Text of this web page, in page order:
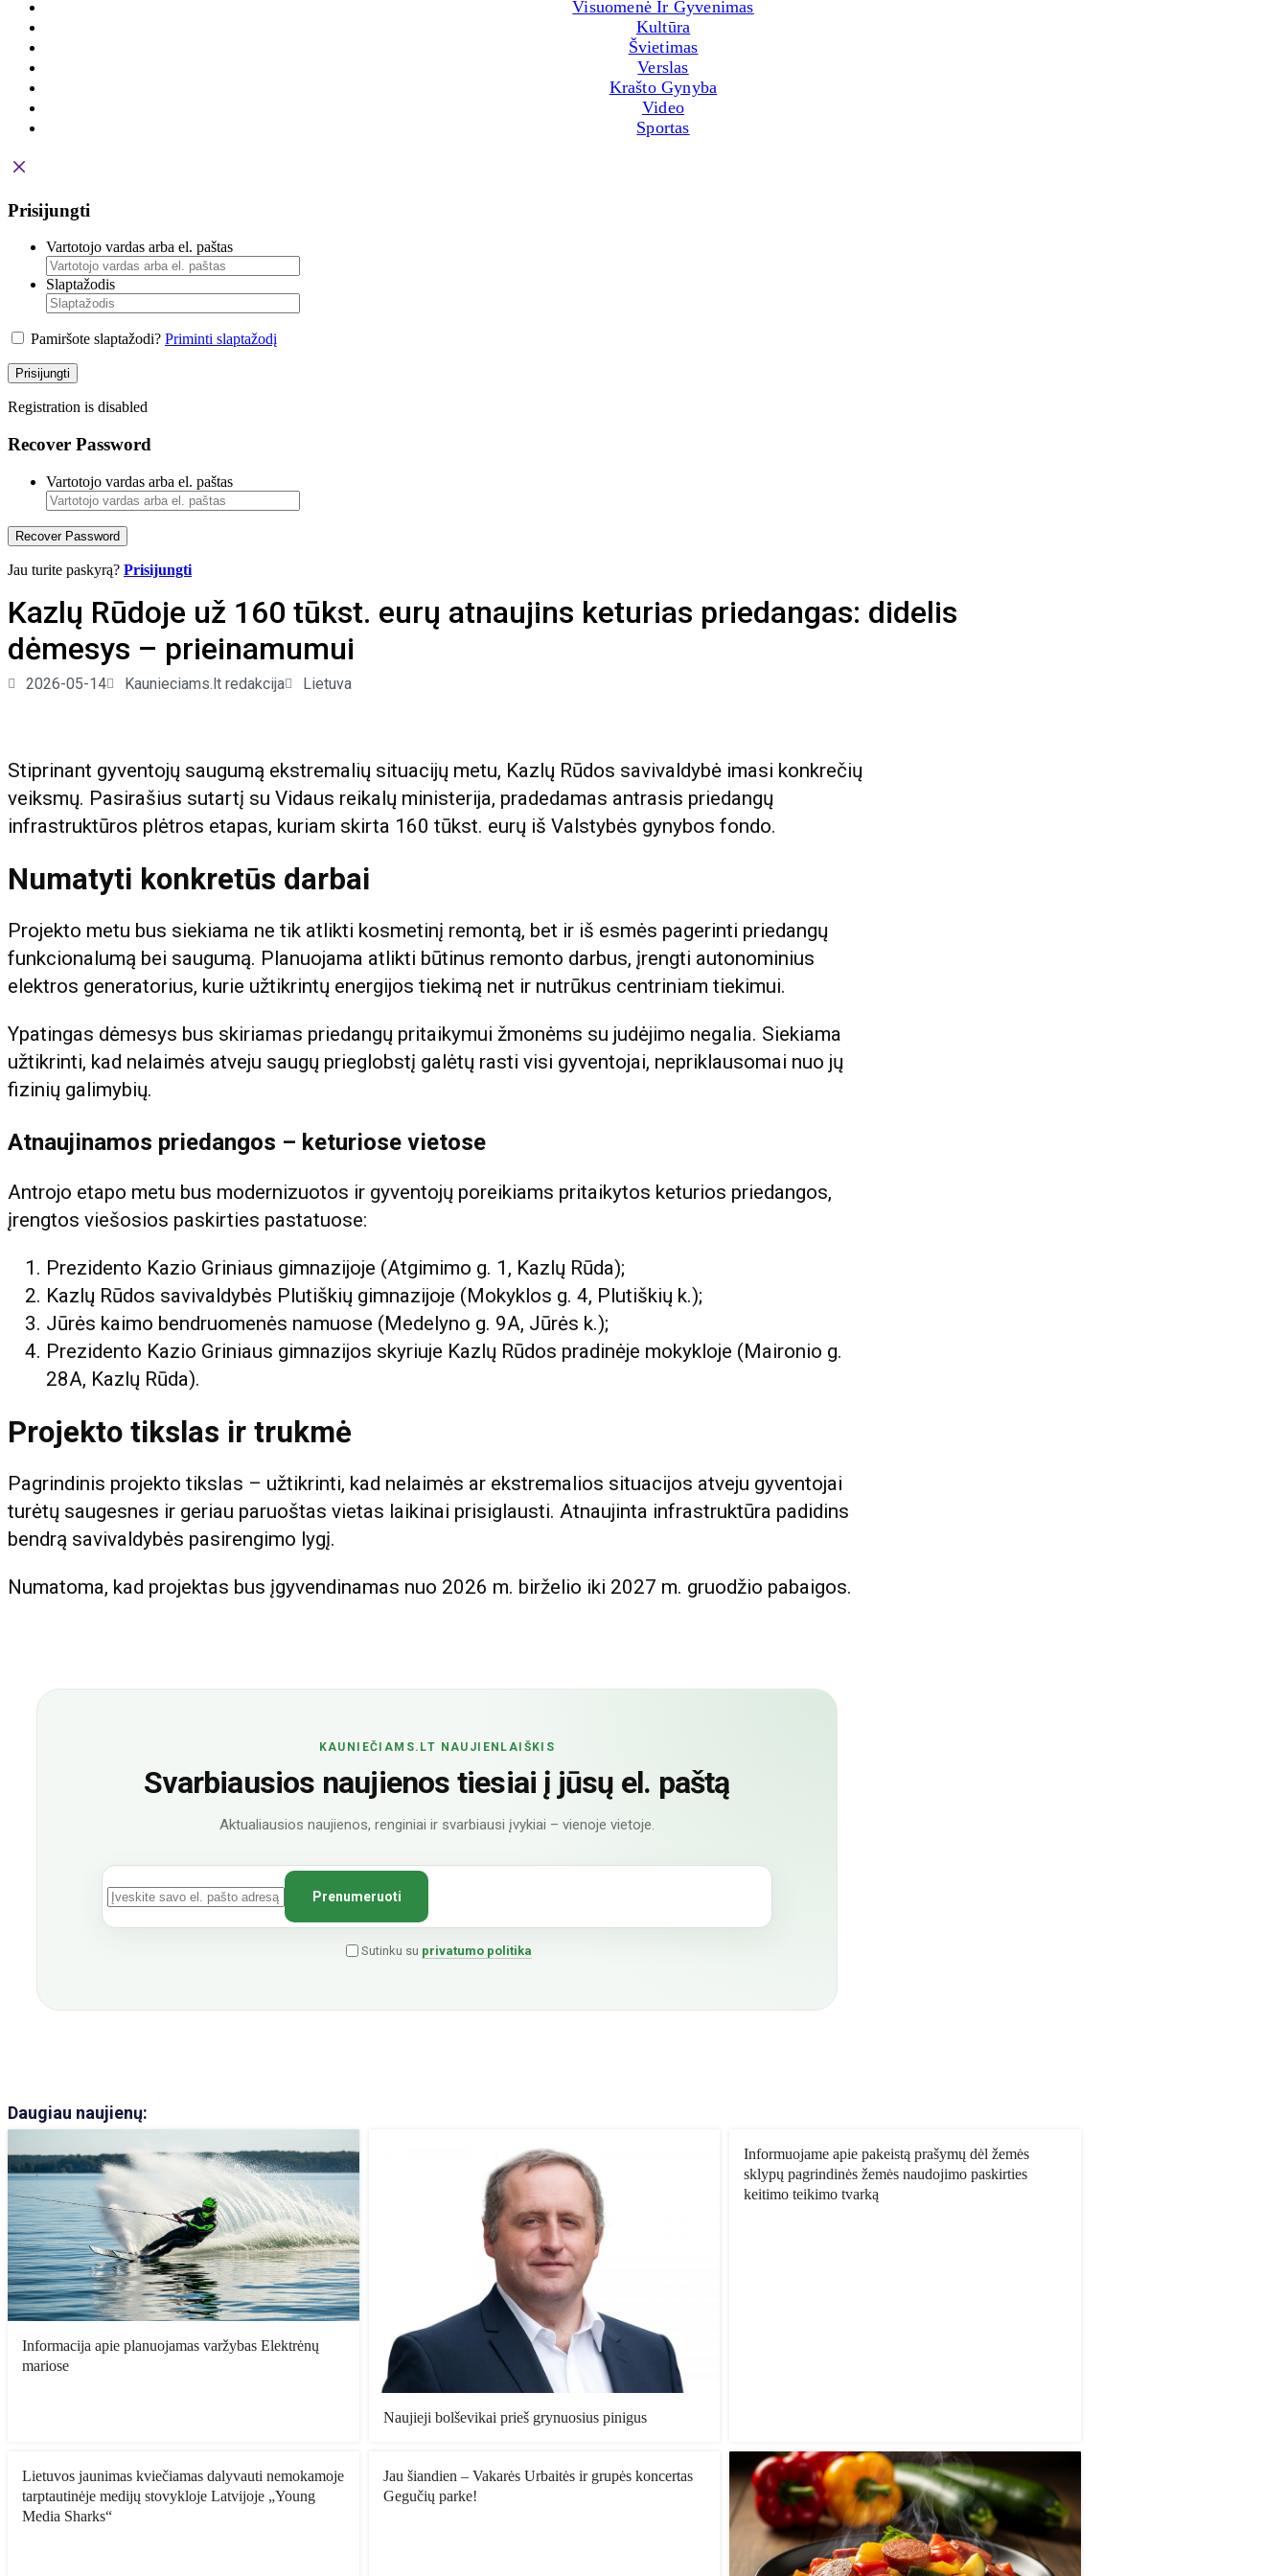
Visuomenė Ir Gyvenimas
Kultūra
Švietimas
Verslas
Krašto Gynyba
Video
Sportas
Prisijungti
Vartotojo vardas arba el. paštas
Slaptažodis
Pamiršote slaptažodi? Priminti slaptažodį
Prisijungti
Registration is disabled
Recover Password
Vartotojo vardas arba el. paštas
Recover Password
Jau turite paskyrą? Prisijungti
Kazlų Rūdoje už 160 tūkst. eurų atnaujins keturias priedangas: didelis
dėmesys – prieinamumui
2026-05-14 Kaunieciams.lt redakcija Lietuva
Stiprinant gyventojų saugumą ekstremalių situacijų metu, Kazlų Rūdos savivaldybė imasi konkrečių
veiksmų. Pasirašius sutartį su Vidaus reikalų ministerija, pradedamas antrasis priedangų
infrastruktūros plėtros etapas, kuriam skirta 160 tūkst. eurų iš Valstybės gynybos fondo.
Numatyti konkretūs darbai
Projekto metu bus siekiama ne tik atlikti kosmetinį remontą, bet ir iš esmės pagerinti priedangų
funkcionalumą bei saugumą. Planuojama atlikti būtinus remonto darbus, įrengti autonominius
elektros generatorius, kurie užtikrintų energijos tiekimą net ir nutrūkus centriniam tiekimui.
Ypatingas dėmesys bus skiriamas priedangų pritaikymui žmonėms su judėjimo negalia. Siekiama
užtikrinti, kad nelaimės atveju saugų prieglobstį galėtų rasti visi gyventojai, nepriklausomai nuo jų
fizinių galimybių.
Atnaujinamos priedangos – keturiose vietose
Antrojo etapo metu bus modernizuotos ir gyventojų poreikiams pritaikytos keturios priedangos,
įrengtos viešosios paskirties pastatuose:
Prezidento Kazio Griniaus gimnazijoje (Atgimimo g. 1, Kazlų Rūda);
Kazlų Rūdos savivaldybės Plutiškių gimnazijoje (Mokyklos g. 4, Plutiškių k.);
Jūrės kaimo bendruomenės namuose (Medelyno g. 9A, Jūrės k.);
Prezidento Kazio Griniaus gimnazijos skyriuje Kazlų Rūdos pradinėje mokykloje (Maironio g.
28A, Kazlų Rūda).
Projekto tikslas ir trukmė
Pagrindinis projekto tikslas – užtikrinti, kad nelaimės ar ekstremalios situacijos atveju gyventojai
turėtų saugesnes ir geriau paruoštas vietas laikinai prisiglausti. Atnaujinta infrastruktūra padidins
bendrą savivaldybės pasirengimo lygį.
Numatoma, kad projektas bus įgyvendinamas nuo 2026 m. birželio iki 2027 m. gruodžio pabaigos.
KAUNIEČIAMS.LT NAUJIENLAIŠKIS
Svarbiausios naujienos tiesiai į jūsų el. paštą
Aktualiausios naujienos, renginiai ir svarbiausi įvykiai – vienoje vietoje.
Sutinku su privatumo politika
Daugiau naujienų:
Informacija apie planuojamas varžybas Elektrėnų
mariose
Naujieji bolševikai prieš grynuosius pinigus
Informuojame apie pakeistą prašymų dėl žemės
sklypų pagrindinės žemės naudojimo paskirties
keitimo teikimo tvarką
Lietuvos jaunimas kviečiamas dalyvauti nemokamoje
tarptautinėje medijų stovykloje Latvijoje „Young
Media Sharks“
Jau šiandien – Vakarės Urbaitės ir grupės koncertas
Gegučių parke!